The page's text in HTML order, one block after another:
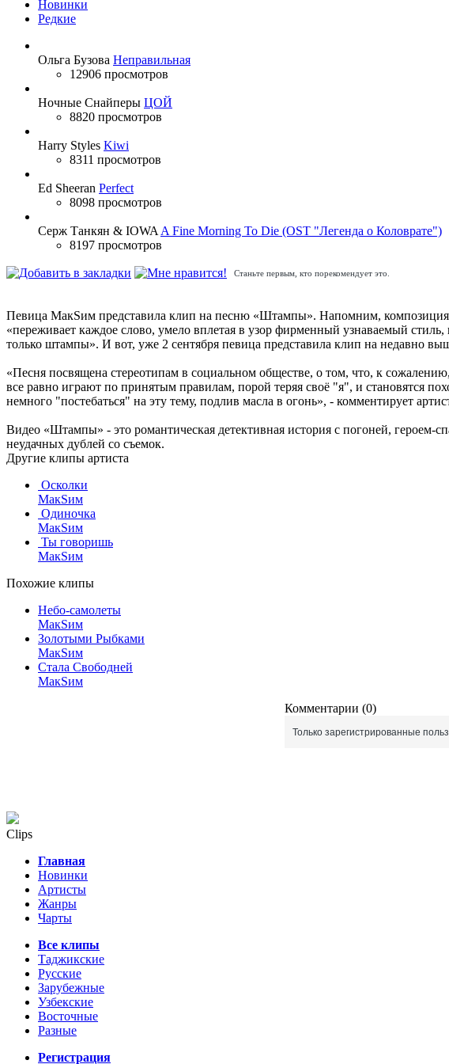
Новинки
Редкие
Ольга Бузова Неправильная
12906 просмотров
Ночные Снайперы ЦОЙ
8820 просмотров
Harry Styles Kiwi
8311 просмотров
Ed Sheeran Perfect
8098 просмотров
Серж Танкян & IOWA A Fine Morning To Die (OST "Легенда о Коловрате")
8197 просмотров
Станьте первым, кто порекомендует это.
Певица МакSим представила клип на песню «Штампы». Напомним, композиция
«переживает каждое слово, умело вплетая в узор фирменный узнаваемый
только штампы». И вот, уже 2 сентября певица представила клип на недавно
«Песня посвящена стереотипам в социальном обществе, о том, что, к
все равно играют по принятым правилам, порой теряя своё "я", и становятся
немного "постебаться" на эту тему, подлив масла в огонь», - комментирует
Видео «Штампы» - это романтическая детективная история с погоней, героем-
неудачных дублей со съемок.
Другие клипы артиста
Осколки
МакSим
Одиночка
МакSим
Ты говоришь
МакSим
Похожие клипы
Небо-самолеты
МакSим
Золотыми Рыбками
МакSим
Стала Свободней
МакSим
Комментарии (0)
Только зарегистрированные
Clips
Главная
Новинки
Артисты
Жанры
Чарты
Все клипы
Таджикские
Русские
Зарубежные
Узбекские
Восточные
Разные
Регистрация